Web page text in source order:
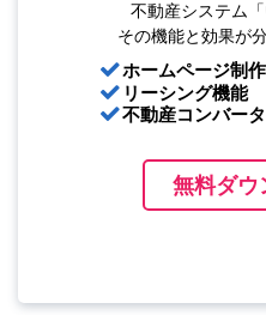
不動産システム
その機能と効果が
ホームページ制作
リーシング機能
不動産コンバー
無料ダウ